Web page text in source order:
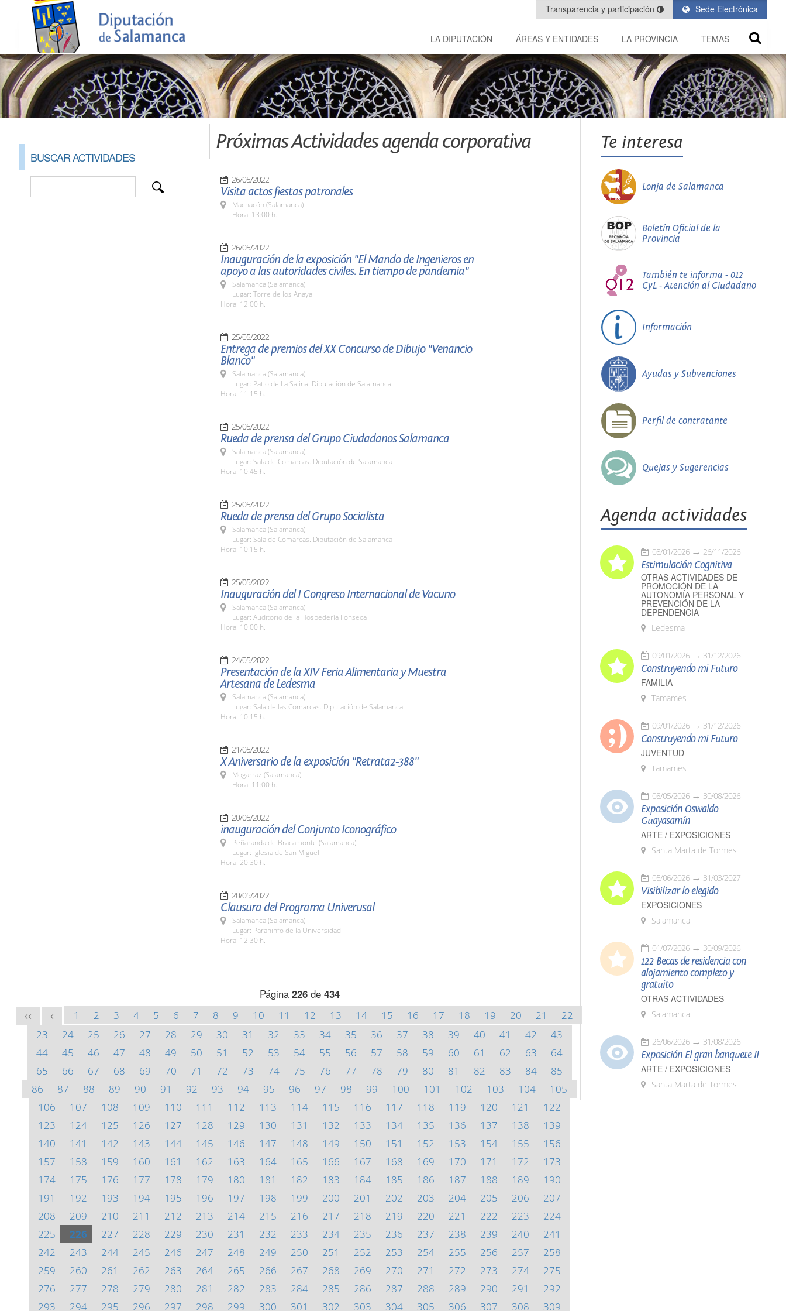
Sede Electrónica
Transparencia y participación
LA DIPUTACIÓN ÁREAS Y ENTIDADES LA PROVINCIA TEMAS
BUSCAR ACTIVIDADES
Próximas Actividades agenda corporativa
26/05/2022
Visita actos fiestas patronales
Machacón (Salamanca)
Hora: 13:00 h.
26/05/2022
Inauguración de la exposición "El Mando de Ingenieros en
apoyo a las autoridades civiles. En tiempo de pandemia"
Salamanca (Salamanca)
Lugar: Torre de los Anaya
Hora: 12:00 h.
25/05/2022
Entrega de premios del XX Concurso de Dibujo "Venancio
Blanco"
Salamanca (Salamanca)
Lugar: Patio de La Salina. Diputación de Salamanca
Hora: 11:15 h.
25/05/2022
Rueda de prensa del Grupo Ciudadanos Salamanca
Salamanca (Salamanca)
Lugar: Sala de Comarcas. Diputación de Salamanca
Hora: 10:45 h.
25/05/2022
Rueda de prensa del Grupo Socialista
Salamanca (Salamanca)
Lugar: Sala de Comarcas. Diputación de Salamanca
Hora: 10:15 h.
25/05/2022
Inauguración del I Congreso Internacional de Vacuno
Salamanca (Salamanca)
Lugar: Auditorio de la Hospedería Fonseca
Hora: 10:00 h.
24/05/2022
Presentación de la XIV Feria Alimentaria y Muestra
Artesana de Ledesma
Salamanca (Salamanca)
Lugar: Sala de las Comarcas. Diputación de Salamanca.
Hora: 10:15 h.
21/05/2022
X Aniversario de la exposición "Retrata2-388"
Mogarraz (Salamanca)
Hora: 11:00 h.
20/05/2022
inauguración del Conjunto Iconográfico
Peñaranda de Bracamonte (Salamanca)
Lugar: Iglesia de San Miguel
Hora: 20:30 h.
20/05/2022
Clausura del Programa Univerusal
Salamanca (Salamanca)
Lugar: Paraninfo de la Universidad
Hora: 12:30 h.
Página 226de 434
<< < 1 2 3 4 5 6 7 8 9 10 11 12 13 14 15 16 17 18 19 20 21
22
23
24 25 26 27 28 29 30 31 32 33 34 35 36 37 38 39 40 41 42
43
44
45 46 47 48 49 50 51 52 53 54 55 56 57 58 59 60 61 62 63
64
65
66 67 68 69 70 71 72 73 74 75 76 77 78 79 80 81 82 83 84
85
86
87 88 89 90 91 92 93 94 95 96 97 98 99 100 101 102 103 104
105
106
107 108 109 110 111 112 113 114 115 116 117 118 119 120 121
122
123
124 125 126 127 128 129 130 131 132 133 134 135 136 137 138
139
140
141 142 143 144 145 146 147 148 149 150 151 152 153 154 155
156
157
158 159 160 161 162 163 164 165 166 167 168 169 170 171 172
173
174
175 176 177 178 179 180 181 182 183 184 185 186 187 188 189
190
191
192 193 194 195 196 197 198 199 200 201 202 203 204 205 206
207
208
209 210 211 212 213 214 215 216 217 218 219 220 221 222 223
224
225
226 227 228 229 230 231 232 233 234 235 236 237 238 239 240
241
242
243 244 245 246 247 248 249 250 251 252 253 254 255 256 257
258
259
260 261 262 263 264 265 266 267 268 269 270 271 272 273 274
275
276
277 278 279 280 281 282 283 284 285 286 287 288 289 290 291
292
293
294 295 296 297 298 299 300 301 302 303 304 305 306 307 308 309
Te interesa
Lonja de Salamanca
Boletín Oficial de la
Provincia
También te informa - 012
CyL - Atención al Ciudadano
Información
Ayudas y Subvenciones
Perfil de contratante
Quejas y Sugerencias
Agenda actividades
08/01/2026 26/11/2026
Estimulación Cognitiva
OTRAS ACTIVIDADES DE
PROMOCIÓN DE LA
AUTONOMÍA PERSONAL Y
PREVENCIÓN DE LA
DEPENDENCIA
Ledesma
09/01/2026 31/12/2026
Construyendo mi Futuro
FAMILIA
Tamames
09/01/2026 31/12/2026
Construyendo mi Futuro
JUVENTUD
Tamames
08/05/2026 30/08/2026
Exposición Oswaldo
Guayasamín
ARTE / EXPOSICIONES
Santa Marta de Tormes
05/06/2026 31/03/2027
Visibilizar lo elegido
EXPOSICIONES
Salamanca
01/07/2026 30/09/2026
122 Becas de residencia con
alojamiento completo y
gratuito
OTRAS ACTIVIDADES
Salamanca
26/06/2026 31/08/2026
Exposición El gran banquete II
ARTE / EXPOSICIONES
Santa Marta de Tormes